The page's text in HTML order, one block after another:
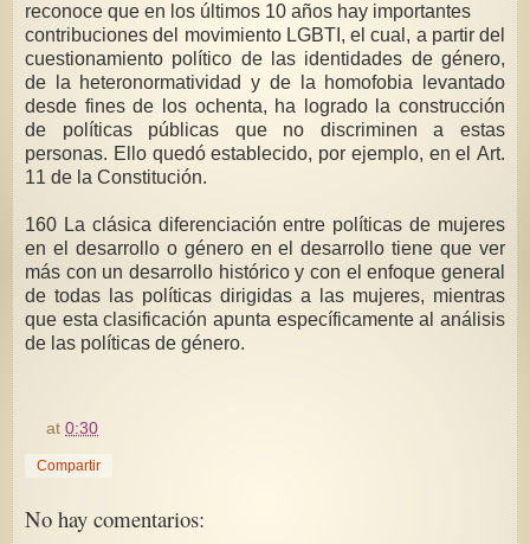
reconoce que en los últimos 10 años hay importantes
contribuciones del movimiento LGBTI, el cual, a partir del
cuestionamiento político de las identidades de género,
de la heteronormatividad y de la homofobia levantado
desde fines de los ochenta, ha logrado la construcción
de políticas públicas que no discriminen a estas
personas. Ello quedó establecido, por ejemplo, en el Art.
11 de la Constitución.
160 La clásica diferenciación entre políticas de mujeres
en el desarrollo o género en el desarrollo tiene que ver
más con un desarrollo histórico y con el enfoque general
de todas las políticas dirigidas a las mujeres, mientras
que esta clasificación apunta específicamente al análisis
de las políticas de género.
at0:30
Compartir
No hay comentarios: